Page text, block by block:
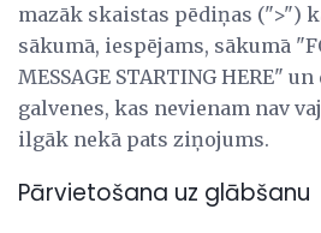
mazāk skaistas pēdiņas (">")
sākumā, iespējams, sākumā
MESSAGE STARTING HERE"
galvenes, kas nevienam nav
ilgāk nekā pats ziņojums.
Pārvietošana uz glābšanu